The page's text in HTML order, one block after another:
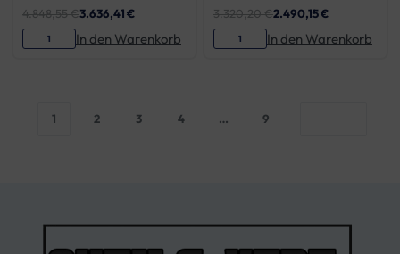
4.848,55€3.636,41€
In den Warenkorb
3.320,20€2.490,15€
In den Warenkorb
1 2 3 4 … 9